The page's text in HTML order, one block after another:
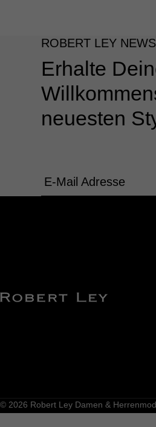
ROBERT LEY
Erhalte
neuesten
E-Mail Adresse
© 2026 Robert Ley Damen &